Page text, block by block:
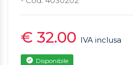
€ 32.00 IVA inclusa
Disponibile